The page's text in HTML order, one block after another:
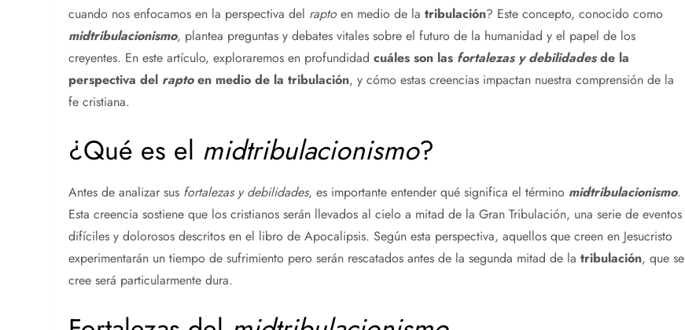
cuando nos enfocamos en la perspectiva del raptoen medio de latribulación? Este concepto, conocido como
midtribulacionismo, plantea preguntas y debates vitales sobre el futuro de la humanidad y el papel de los
creyentes. En este artículo, exploraremos en profundidadcuáles son las fortalezas y debilidadesde la
perspectiva del raptoen medio de latribulación, y cómo estas creencias impactan nuestra comprensión de la
fe cristiana.
¿Qué es el midtribulacionismo?
Antes de analizar sus fortalezas y debilidades, es importante entender qué significa el término midtribulacionismo.
Esta creencia sostiene que los cristianos serán llevados al cielo a mitad de la Gran Tribulación, una serie de eventos
difíciles y dolorosos descritos en el libro de Apocalipsis. Según esta perspectiva, aquellos que creen en Jesucristo
experimentarán un tiempo de sufrimiento pero serán rescatados antes de la segunda mitad de latribulación, que se
cree será particularmente dura.